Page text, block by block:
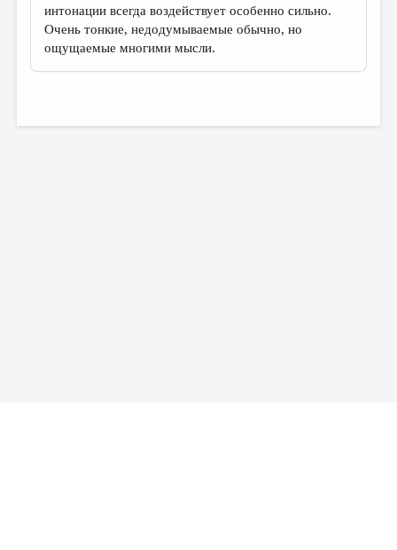
МЕДИАинтонации всегда воздействует особенно сильно.
Очень тонкие, недодумываемые обычно, но
ощущаемые многими мысли.